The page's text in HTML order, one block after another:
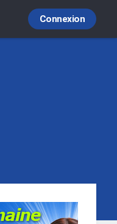
Connexion